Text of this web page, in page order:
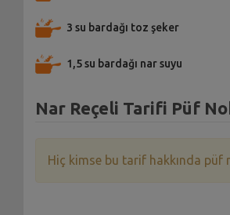
3 su bardağı toz şeker
1,5 su bardağı nar suyu
Nar Reçeli Tarifi Püf
Hiç kimse bu tarif hakkında püf